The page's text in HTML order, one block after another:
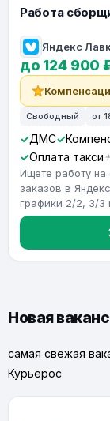
Работа
Яндекс
до 124 900
Свободный от
ДМС
Оплата такси
Ищете работу на
заказов в
графики 2/2, 3/3
Новая
самая свежая
Курьерос